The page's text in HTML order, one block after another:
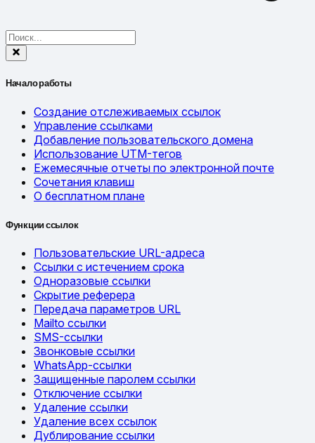
Начало работы
Создание отслеживаемых ссылок
Управление ссылками
Добавление пользовательского домена
Использование UTM-тегов
Ежемесячные отчеты по электронной почте
Сочетания клавиш
О бесплатном плане
Функции ссылок
Пользовательские URL-адреса
Ссылки с истечением срока
Одноразовые ссылки
Скрытие реферера
Передача параметров URL
Mailto ссылки
SMS-ссылки
Звонковые ссылки
WhatsApp-ссылки
Защищенные паролем ссылки
Отключение ссылки
Удаление ссылки
Удаление всех ссылок
Дублирование ссылки